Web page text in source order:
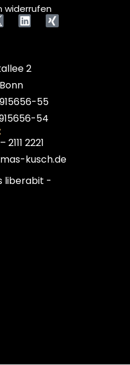
widerrufen
2
55
54
2111 2221
kusch.de
liberabit -